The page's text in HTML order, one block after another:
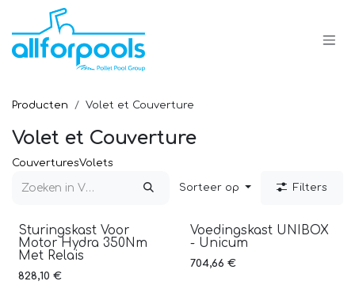
Overslaan naar inhoud
Producten Volet et Couverture
Volet et Couverture
CouverturesVolets
Sorteer op Filters
Sturingskast Voor
Motor Hydra 350Nm
Met Relais
828,10 €
Voedingskast UNIBOX
- Unicum
704,66 €